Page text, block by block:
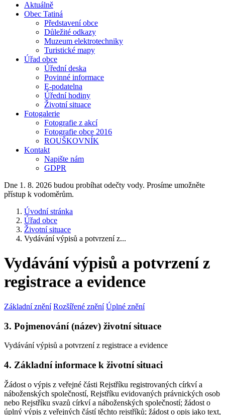
Aktuálně
Obec Tatiná
Představení obce
Důležité odkazy
Muzeum elektrotechniky
Turistické mapy
Úřad obce
Úřední deska
Povinné informace
E-podatelna
Úřední hodiny
Životní situace
Fotogalerie
Fotografie z akcí
Fotografie obce 2016
ROUŠKOVNÍK
Kontakt
Napište nám
GDPR
Dne 1. 8. 2026 budou probíhat odečty vody. Prosíme umožněte
přístup k vodoměrům.
Úvodní stránka
Úřad obce
Životní situace
Vydávání výpisů a potvrzení z...
Vydávání výpisů a potvrzení z
registrace a evidence
Základní znění Rozšířené znění Úplné znění
3. Pojmenování (název) životní situace
Vydávání výpisů a potvrzení z registrace a evidence
4. Základní informace k životní situaci
Žádost o výpis z veřejné části Rejstříku registrovaných církví a
náboženských společností, Rejstříku evidovaných právnických osob
nebo Rejstříku svazů církví a náboženských společností; žádost o
úplný výpis z veřejných částí těchto rejstříků; žádost o opis jako text,